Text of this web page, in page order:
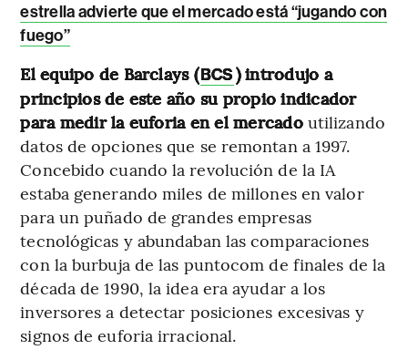
estrella advierte que el mercado está “jugando con
fuego”
El equipo de Barclays (BCS) introdujo a
principios de este año su propio indicador
para medir la euforia en el mercadoutilizando
datos de opciones que se remontan a 1997.
Concebido cuando la revolución de la IA
estaba generando miles de millones en valor
para un puñado de grandes empresas
tecnológicas y abundaban las comparaciones
con la burbuja de las puntocom de finales de la
década de 1990, la idea era ayudar a los
inversores a detectar posiciones excesivas y
signos de euforia irracional.